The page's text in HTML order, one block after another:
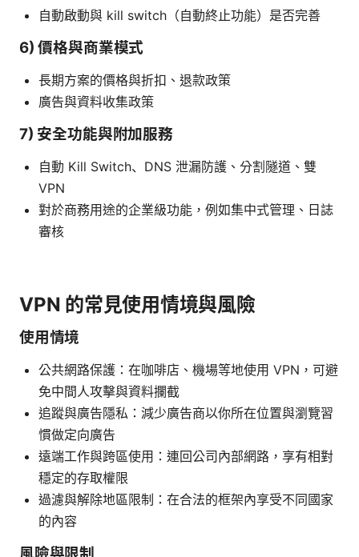
自動啟動與 kill switch（自動終止功能）是否完善
6) 價格與商業模式
長期方案的價格與折扣、退款政策
廣告與資料收集政策
7) 安全功能與附加服務
自動 Kill Switch、DNS 泄漏防護、分割隧道、雙
VPN
對於商務用途的企業級功能，例如集中式管理、日誌
審核
VPN 的常見使用情境與風險
使用情境
公共網路保護：在咖啡店、機場等地使用 VPN，可避
免中間人攻擊與資料攔截
追蹤與廣告隱私：減少廣告商以你所在位置與瀏覽習
慣做定向廣告
遠端工作與跨區使用：連回公司內部網路，享有相對
穩定的存取權限
過濾與解除地區限制：在合法的框架內享受不同國家
的內容
風險與限制